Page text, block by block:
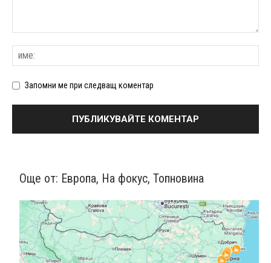
Запомни ме при следващ коментар
Още от: Европа, На фокус, Топновина